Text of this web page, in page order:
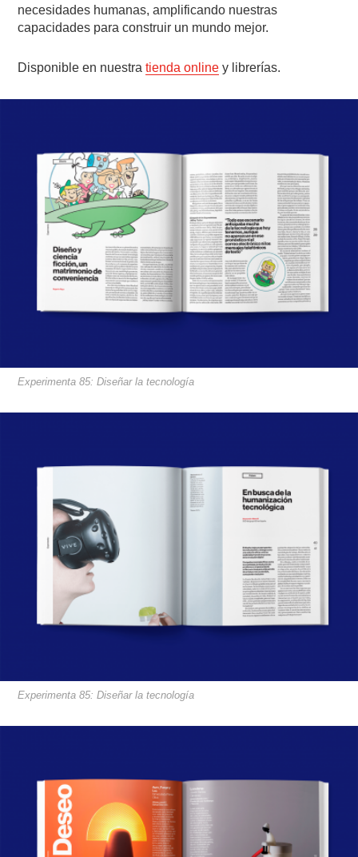
necesidades humanas, amplificando nuestras
capacidades para construir un mundo mejor.
Disponible en nuestratienda online y librerías.
Experimenta 85: Diseñar la tecnología
Experimenta 85: Diseñar la tecnología